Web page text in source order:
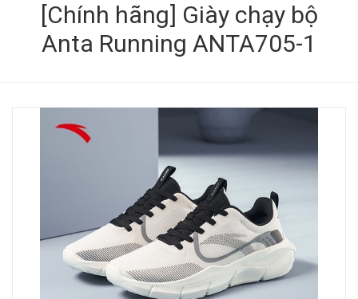
[Chính hãng] Giày chạy bộ
Anta Running ANTA705-1